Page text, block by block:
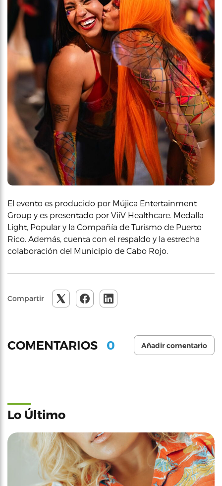
El evento es producido por Mújica Entertainment
Group y es presentado por ViiV Healthcare. Medalla
Light, Popular y la Compañía de Turismo de Puerto
Rico. Además, cuenta con el respaldo y la estrecha
colaboración del Municipio de Cabo Rojo.
Compartir
COMENTARIOS 0 Añadir comentario
Lo Último